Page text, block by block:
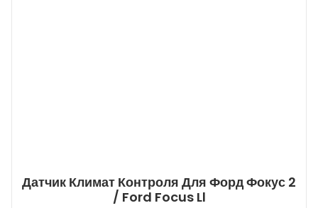
Датчик Климат Контроля Для Форд Фокус 2
/ Ford Focus Ll